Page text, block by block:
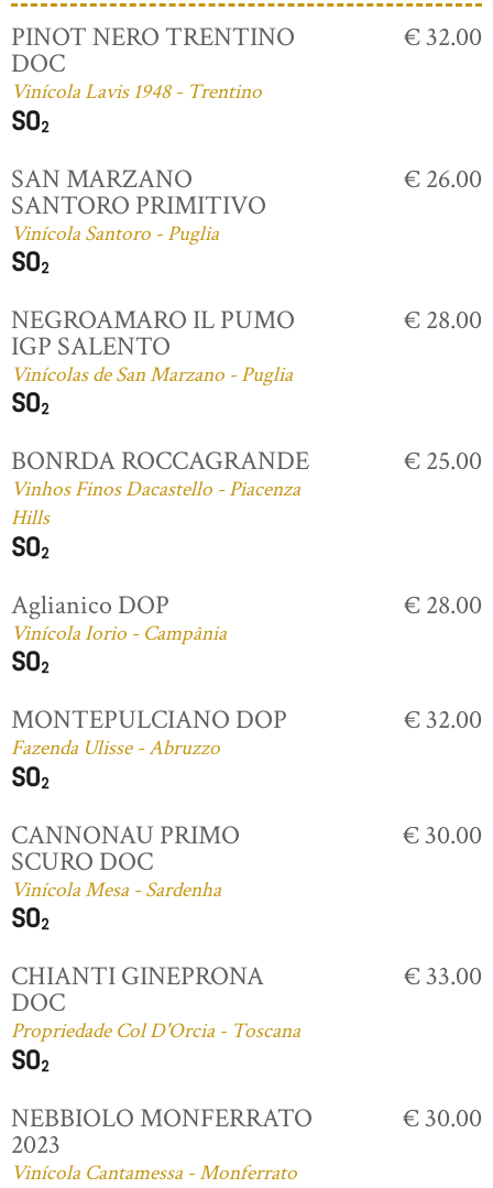
PINOT NERO TRENTINO
DOC
Vinícola Lavis 1948 - Trentino
€ 32.00
SAN MARZANO
SANTORO PRIMITIVO
Vinícola Santoro - Puglia
€ 26.00
NEGROAMARO IL PUMO
IGP SALENTO
Vinícolas de San Marzano - Puglia
€ 28.00
BONRDA ROCCAGRANDE
Vinhos Finos Dacastello - Piacenza
Hills
€ 25.00
Aglianico DOP
Vinícola Iorio - Campânia
€ 28.00
MONTEPULCIANO DOP
Fazenda Ulisse - Abruzzo
€ 32.00
CANNONAU PRIMO
SCURO DOC
Vinícola Mesa - Sardenha
€ 30.00
CHIANTI GINEPRONA
DOC
Propriedade Col D'Orcia - Toscana
€ 33.00
NEBBIOLO MONFERRATO
2023
Vinícola Cantamessa - Monferrato
€ 30.00